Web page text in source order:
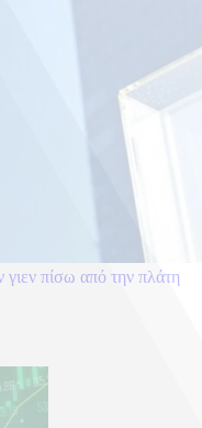
πίσω από την πλάτη